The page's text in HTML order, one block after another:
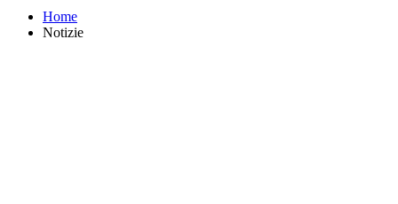
Home
Notizie